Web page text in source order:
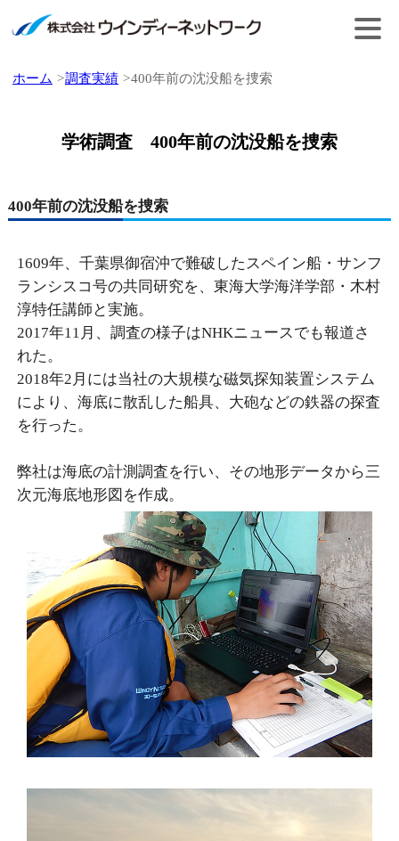
ホーム 調査実績 400年前の沈没船を捜索
学術調査 400年前の沈没船を捜索
400年前の沈没船を捜索
1609年、千葉県御宿沖で難破したスペイン船・サンフ
ランシスコ号の共同研究を、東海大学海洋学部・木村
淳特任講師と実施。
2017年11月、調査の様子はNHKニュースでも報道さ
れた。
2018年2月には当社の大規模な磁気探知装置システム
により、海底に散乱した船具、大砲などの鉄器の探査
を行った。
弊社は海底の計測調査を行い、その地形データから三
次元海底地形図を作成。